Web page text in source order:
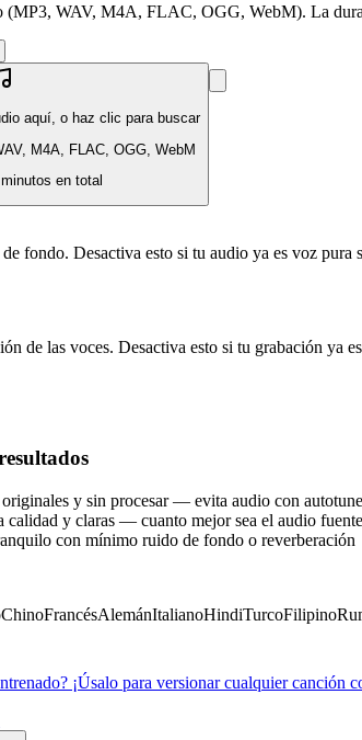
(MP3, WAV, M4A, FLAC, OGG, WebM). La
aquí, o haz clic para buscar
M4A, FLAC, OGG, WebM
en total
fondo. Desactiva esto si tu audio ya es voz pura
de las voces. Desactiva esto si tu grabación ya
y sin procesar — evita audio con
calidad y claras — cuanto mejor sea el audio
con mínimo ruido de fondo o reverberación
ChinoFrancésAlemánItalianoHindiTurcoFilipino
¡Úsalo para versionar cualquier canción